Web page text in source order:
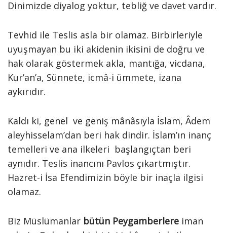
Dinimizde diyalog yoktur, tebliğ ve davet vardır.
Tevhid ile Teslis asla bir olamaz. Birbirleriyle
uyuşmayan bu iki akidenin ikisini de doğru ve
hak olarak göstermek akla, mantığa, vicdana,
Kur’an’a, Sünnete, icmâ-i ümmete, izana
aykırıdır.
Kaldı ki, genel ve geniş mânâsıyla İslam, Âdem
aleyhisselam’dan beri hak dindir. İslam’ın inanç
temelleri ve ana ilkeleri başlangıçtan beri
aynıdır. Teslis inancını Pavlos çıkartmıştır.
Hazret-i İsa Efendimizin böyle bir inaçla ilgisi
olamaz.
Biz Müslümanlar bütün Peygamberlere iman